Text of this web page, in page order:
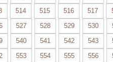
514 515 516 517
527 528 529 530
540 541 542 543
553 554 555 556